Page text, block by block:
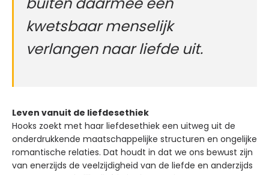
kwetsbaar menselijk
verlangen naar liefde uit.
Leven vanuit de liefdesethiek
Hooks zoekt met haar liefdesethiek een uitweg uit de
onderdrukkende maatschappelijke structuren en ongelijke
romantische relaties. Dat houdt in dat we ons bewust zijn
van enerzijds de veelzijdigheid van de liefde en anderzijds